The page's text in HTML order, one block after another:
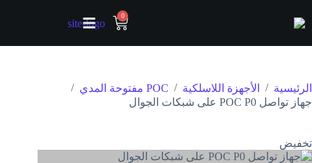
0
الرئيسية / الأجهزة اللاسلكية / POC مفتوحة المدي
/
جهاز تواصل POC P0 على شبكات الجوال
تخفيض